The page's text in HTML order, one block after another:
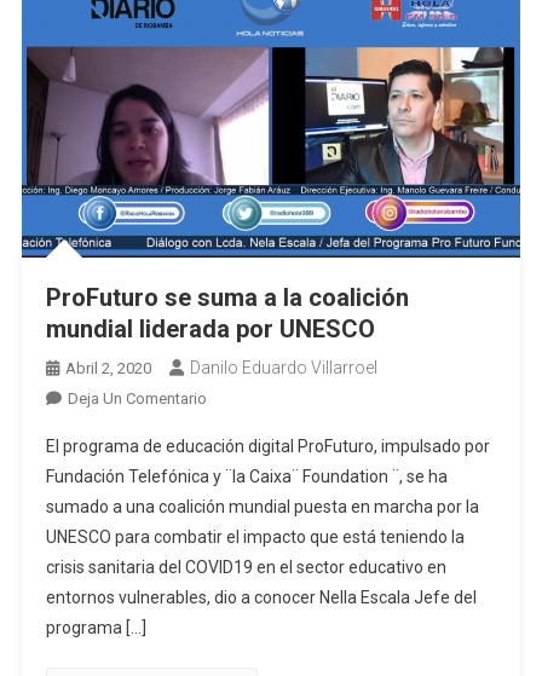
ProFuturo se suma a la coalición
mundial liderada por UNESCO
Abril 2, 2020 Danilo Eduardo Villarroel
Deja Un ComentarioEn
Se
Suma
A
La
Coalición
Mundial
El programa de educación digital ProFuturo, impulsado por
Fundación Telefónica y ¨la Caixa¨ Foundation ¨, se ha
sumado a una coalición mundial puesta en marcha por la
UNESCO para combatir el impacto que está teniendo la
crisis sanitaria del COVID19 en el sector educativo en
entornos vulnerables, dio a conocer Nella Escala Jefe del
programa […]